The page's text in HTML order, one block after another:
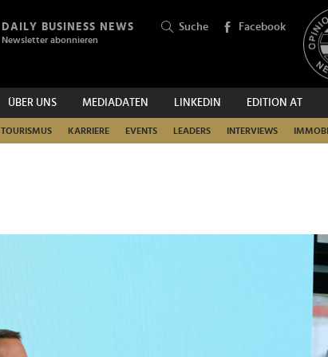
DAILY BUSINESS NEWS
Newsletter abonnieren
Suche Facebook
ÜBER UNS MEDIADATEN LINKEDIN EDITION AT
TOURISMUS KARRIERE EVENTS LEADERS INTERVIEWS
SUCHEN